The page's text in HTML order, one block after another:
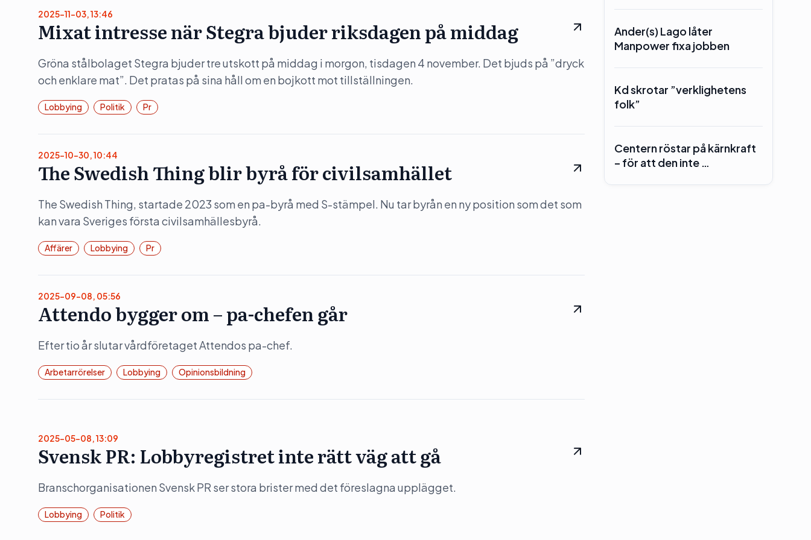
2025-11-03, 13:46
Mixat intresse när Stegra bjuder riksdagen på middag
Gröna stålbolaget Stegra bjuder tre utskott på middag i morgon, tisdagen 4 november. Det bjuds på ”dryck
och enklare mat”. Det pratas på sina håll om en bojkott mot tillställningen.
Lobbying Politik Pr
2025-10-30, 10:44
The Swedish Thing blir byrå för civilsamhället
The Swedish Thing, startade 2023 som en pa-byrå med S-stämpel. Nu tar byrån en ny position som det som
kan vara Sveriges första civilsamhällesbyrå.
Affärer Lobbying Pr
2025-09-08, 05:56
Attendo bygger om – pa-chefen går
Efter tio år slutar vårdföretaget Attendos pa-chef.
Arbetarrörelser Lobbying Opinionsbildning
2025-05-08, 13:09
Svensk PR: Lobbyregistret inte rätt väg att gå
Branschorganisationen Svensk PR ser stora brister med det föreslagna upplägget.
Lobbying Politik
Ander(s) Lago låter
Manpower fixa jobben
Kd skrotar ”verklighetens
folk”
Centern röstar på kärnkraft
– för att den inte …